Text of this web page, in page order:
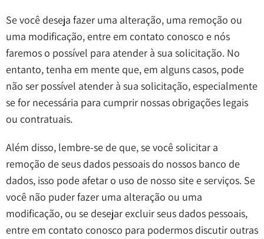
Se você deseja fazer uma alteração, uma remoção ou
uma modificação, entre em contato conosco e nós
faremos o possível para atender à sua solicitação. No
entanto, tenha em mente que, em alguns casos, pode
não ser possível atender à sua solicitação, especialmente
se for necessária para cumprir nossas obrigações legais
ou contratuais.
Além disso, lembre-se de que, se você solicitar a
remoção de seus dados pessoais do nossos banco de
dados, isso pode afetar o uso de nosso site e serviços. Se
você não puder fazer uma alteração ou uma
modificação, ou se desejar excluir seus dados pessoais,
entre em contato conosco para podermos discutir outras